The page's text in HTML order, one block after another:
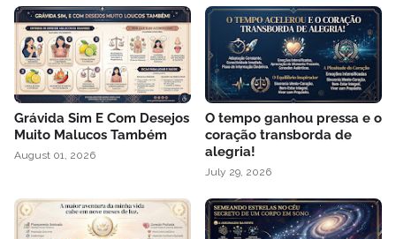
Grávida Sim E Com Desejos
Muito Malucos Também
August 01, 2026
O tempo ganhou pressa e o
coração transborda de
alegria!
July 29, 2026